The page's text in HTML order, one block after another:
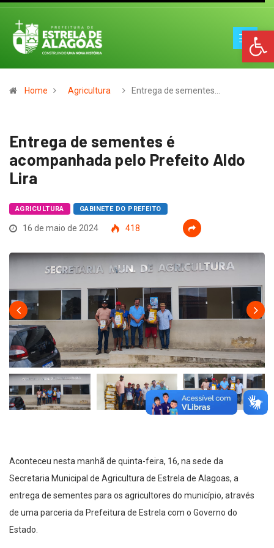
Home Agricultura Entrega de sementes…
Entrega de sementes é
acompanhada pelo Prefeito Aldo
Lira
AGRICULTURA GABINETE DO PREFEITO
16 de maio de 2024 418
Aconteceu nesta manhã de quinta-feira, 16, na sede da
Secretaria Municipal de Agricultura de Estrela de Alagoas, a
entrega de sementes para os agricultores do município, através
de uma parceria da Prefeitura de Estrela com o Governo do
Estado.